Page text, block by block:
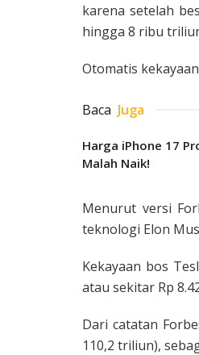
karena setelah
hingga 8 ribu
Otomatis
Baca Juga
Harga iPhone 17
Malah Naik!
Menurut versi
teknologi Elon
Kekayaan bos
atau sekitar Rp
Dari catatan
110,2 triliun),